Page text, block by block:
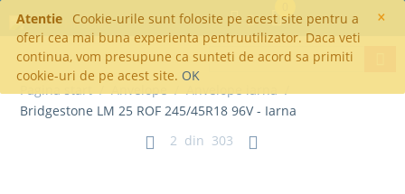
×
Atentie
Cookie-urile sunt folosite pe acest site pentru a
oferi cea mai buna experienta pentruutilizator. Daca veti
continua, vom presupune ca sunteti de acord sa primiti
cookie-uri de pe acest site. OK
Bridgestone LM 25 ROF 245/45R18 96V - Iarna
2 din 303